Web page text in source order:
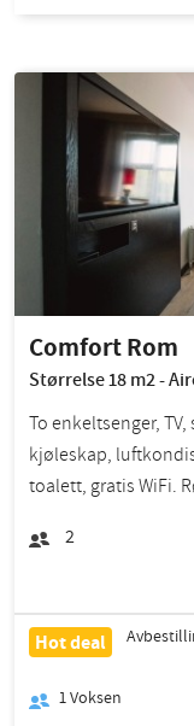
Comfort Rom
Størrelse 18 m2 -
To enkeltsenger,
kjøleskap,
toalett, gratis WiFi.
2
Hot deal
1Voksen